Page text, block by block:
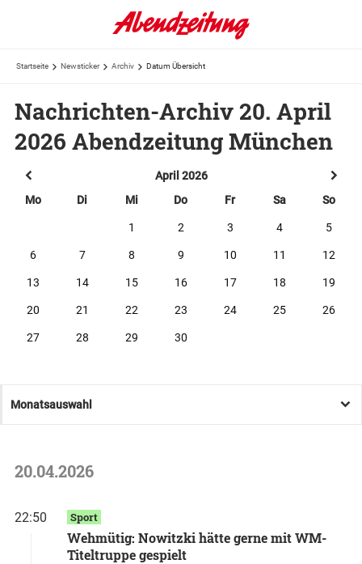
Startseite Newsticker Archiv Datum Übersicht
Nachrichten-Archiv 20. April
2026 Abendzeitung München
20.04.2026
22:50 Sport
Wehmütig: Nowitzki hätte gerne mit WM-
Titeltruppe gespielt
April 2026
Mo
Di Mi Do Fr Sa So
1 2 3 4 5
6 7 8 9 10 11 12
13 14 15 16 17 18 19
20 21 22 23 24 25 26
27 28 29 30
Monatsauswahl